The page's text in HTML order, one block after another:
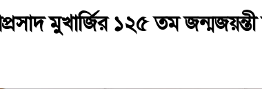
মুখার্জির ১২৫ তম